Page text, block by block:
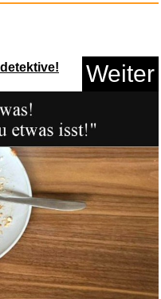
Anzeige
und
Anzeige
Weiter